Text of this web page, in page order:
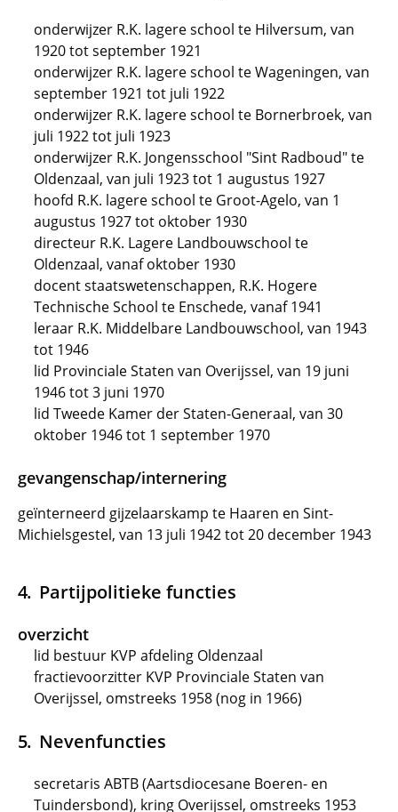
onderwijzer R.K. lagere school te Hilversum, van
1920 tot september 1921
onderwijzer R.K. lagere school te Wageningen, van
september 1921 tot juli 1922
onderwijzer R.K. lagere school te Bornerbroek, van
juli 1922 tot juli 1923
onderwijzer R.K. Jongensschool "Sint Radboud" te
Oldenzaal, van juli 1923 tot 1 augustus 1927
hoofd R.K. lagere school te Groot-Agelo, van 1
augustus 1927 tot oktober 1930
directeur R.K. Lagere Landbouwschool te
Oldenzaal, vanaf oktober 1930
docent staatswetenschappen, R.K. Hogere
Technische School te Enschede, vanaf 1941
leraar R.K. Middelbare Landbouwschool, van 1943
tot 1946
lid Provinciale Staten van Overijssel, van 19 juni
1946 tot 3 juni 1970
lid Tweede Kamer der Staten-Generaal, van 30
oktober 1946 tot 1 september 1970
gevangenschap/internering
geïnterneerd gijzelaarskamp te Haaren en Sint-
Michielsgestel, van 13 juli 1942 tot 20 december 1943
Partijpolitieke functies
overzicht
lid bestuur KVP afdeling Oldenzaal
fractievoorzitter KVP Provinciale Staten van
Overijssel, omstreeks 1958 (nog in 1966)
Nevenfuncties
secretaris ABTB (Aartsdiocesane Boeren- en
Tuindersbond), kring Overijssel, omstreeks 1953